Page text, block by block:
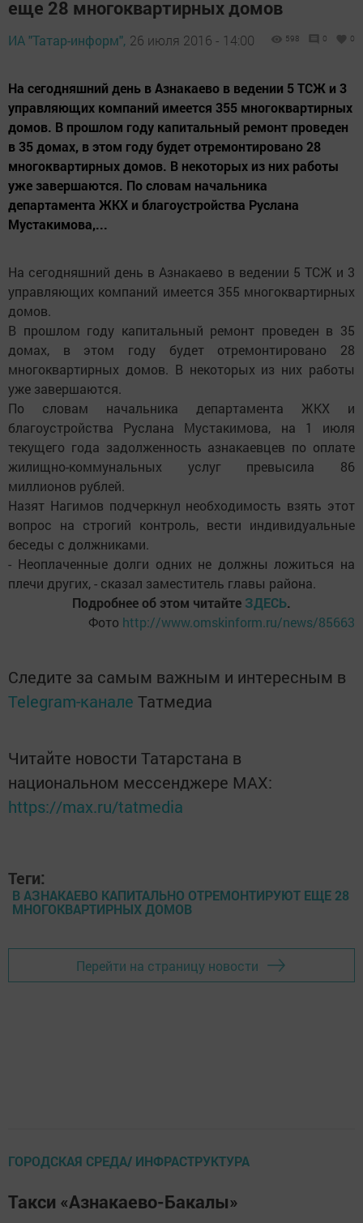
еще 28 многоквартирных домов
ИА "Татар-информ", 26 июля 2016 - 14:00 598 0 0
На сегодняшний день в Азнакаево в ведении 5 ТСЖ и 3
управляющих компаний имеется 355 многоквартирных
домов. В прошлом году капитальный ремонт проведен
в 35 домах, в этом году будет отремонтировано 28
многоквартирных домов. В некоторых из них работы
уже завершаются. По словам начальника
департамента ЖКХ и благоустройства Руслана
Мустакимова,...
На сегодняшний день в Азнакаево в ведении 5 ТСЖ и 3
управляющих компаний имеется 355 многоквартирных
домов.
В прошлом году капитальный ремонт проведен в 35
домах, в этом году будет отремонтировано 28
многоквартирных домов. В некоторых из них работы
уже завершаются.
По словам начальника департамента ЖКХ и
благоустройства Руслана Мустакимова, на 1 июля
текущего года задолженность азнакаевцев по оплате
жилищно-коммунальных услуг превысила 86
миллионов рублей.
Назят Нагимов подчеркнул необходимость взять этот
вопрос на строгий контроль, вести индивидуальные
беседы с должниками.
- Неоплаченные долги одних не должны ложиться на
плечи других, - сказал заместитель главы района.
Подробнее об этом читайте ЗДЕСЬ.
Фото http://www.omskinform.ru/news/85663
Следите за самым важным и интересным в
Telegram-канале Татмедиа
Читайте новости Татарстана в
национальном мессенджере MАХ:
https://max.ru/tatmedia
Теги:
В АЗНАКАЕВО КАПИТАЛЬНО ОТРЕМОНТИРУЮТ ЕЩЕ 28
МНОГОКВАРТИРНЫХ ДОМОВ
Перейти на страницу новости
ГОРОДСКАЯ СРЕДА/ ИНФРАСТРУКТУРА
Такси «Азнакаево-Бакалы»